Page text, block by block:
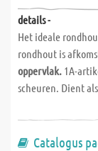
details -
Het ideale
rondhout is
oppervlak. 1A-
scheuren. Dient
Catalogus